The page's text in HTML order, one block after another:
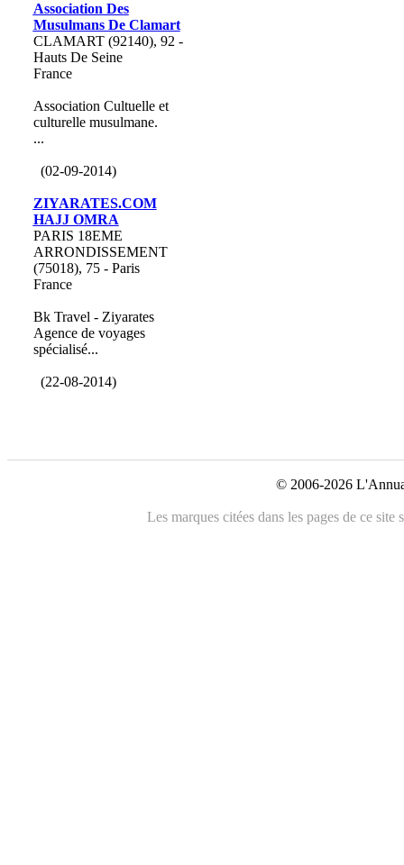
Association Des
Musulmans De Clamart
CLAMART (92140), 92 -
Hauts De Seine
France
Association Cultuelle et
culturelle musulmane.
...
(02-09-2014)
ZIYARATES.COM
HAJJ OMRA
PARIS 18EME
ARRONDISSEMENT
(75018), 75 - Paris
France
Bk Travel - Ziyarates
Agence de voyages
spécialisé...
(22-08-2014)
© 2006-2026
Les marques citées dans les pages de ce